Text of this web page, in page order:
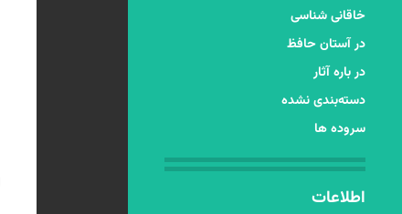
خاقانی شناسی
در آستان حافظ
در باره آثار
دسته‌بندی نشده
سروده ها
اطلاعات